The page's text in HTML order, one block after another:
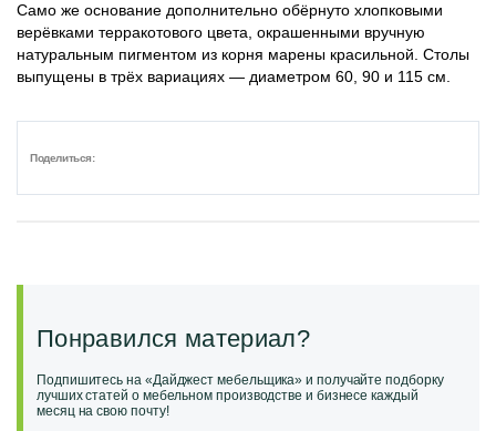
Само же основание дополнительно обёрнуто хлопковыми
верёвками терракотового цвета, окрашенными вручную
натуральным пигментом из корня марены красильной. Столы
выпущены в трёх вариациях — диаметром 60, 90 и 115 см.
Поделиться:
Понравился материал?
Подпишитесь на «Дайджест мебельщика» и получайте подборку
лучших статей о мебельном производстве и бизнесе каждый
месяц на свою почту!